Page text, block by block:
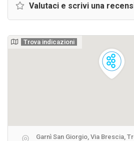
Valutaci e scrivi una
Trova indicazioni
Garnì San Giorgio, Via Brescia,